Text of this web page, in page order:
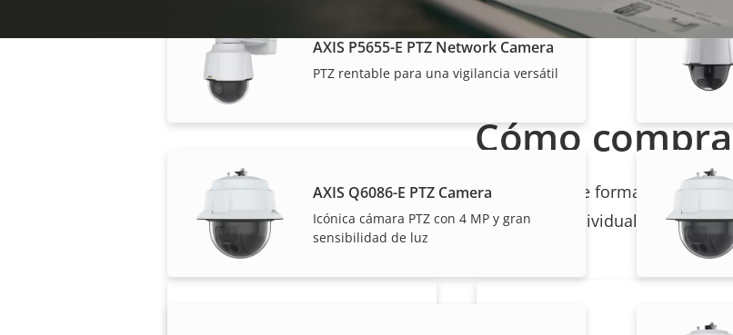
AXIS P5655-E PTZ Network Camera
PTZ rentable para una vigilancia versátil
AXIS Q6086-E PTZ Camera
Icónica cámara PTZ con 4 MP y gran
sensibilidad de luz
Cómo
Nuestros socios fiables venden e instalan de forma experta
individuales.